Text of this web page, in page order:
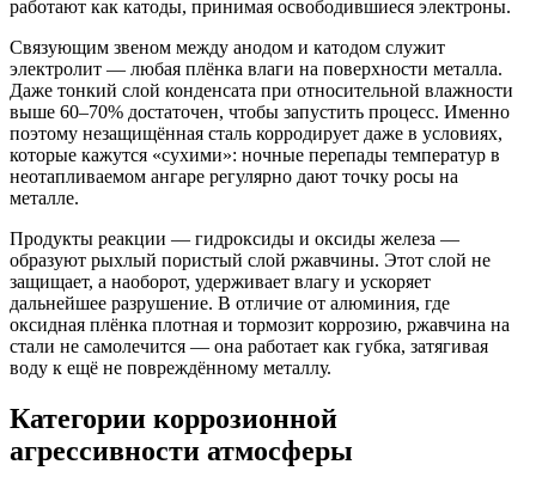
работают как катоды, принимая освободившиеся электроны.
Связующим звеном между анодом и катодом служит
электролит — любая плёнка влаги на поверхности металла.
Даже тонкий слой конденсата при относительной влажности
выше 60–70% достаточен, чтобы запустить процесс. Именно
поэтому незащищённая сталь корродирует даже в условиях,
которые кажутся «сухими»: ночные перепады температур в
неотапливаемом ангаре регулярно дают точку росы на
металле.
Продукты реакции — гидроксиды и оксиды железа —
образуют рыхлый пористый слой ржавчины. Этот слой не
защищает, а наоборот, удерживает влагу и ускоряет
дальнейшее разрушение. В отличие от алюминия, где
оксидная плёнка плотная и тормозит коррозию, ржавчина на
стали не самолечится — она работает как губка, затягивая
воду к ещё не повреждённому металлу.
Категории коррозионной
агрессивности атмосферы